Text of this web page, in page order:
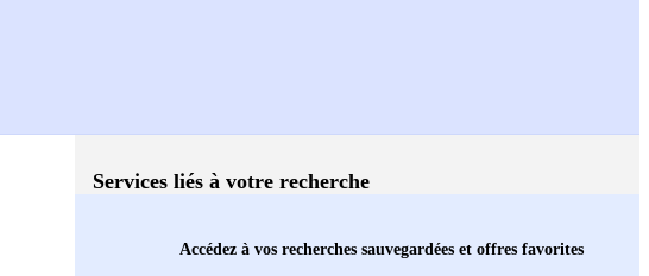
Services liés à votre recherche
Accédez à vos recherches sauvegardées et offres favorites